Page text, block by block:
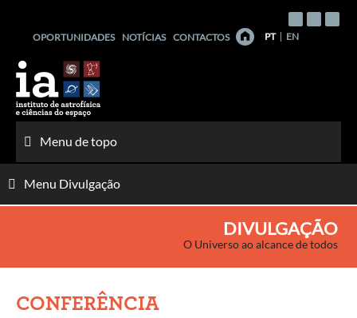
conteúdo
OPORTUNIDADES NOTÍCIAS CONTACTOS PT EN
Menu de topo
Menu Divulgação
DIVULGAÇÃO
O Universo ao alcance de todos
CONFERÊNCIA